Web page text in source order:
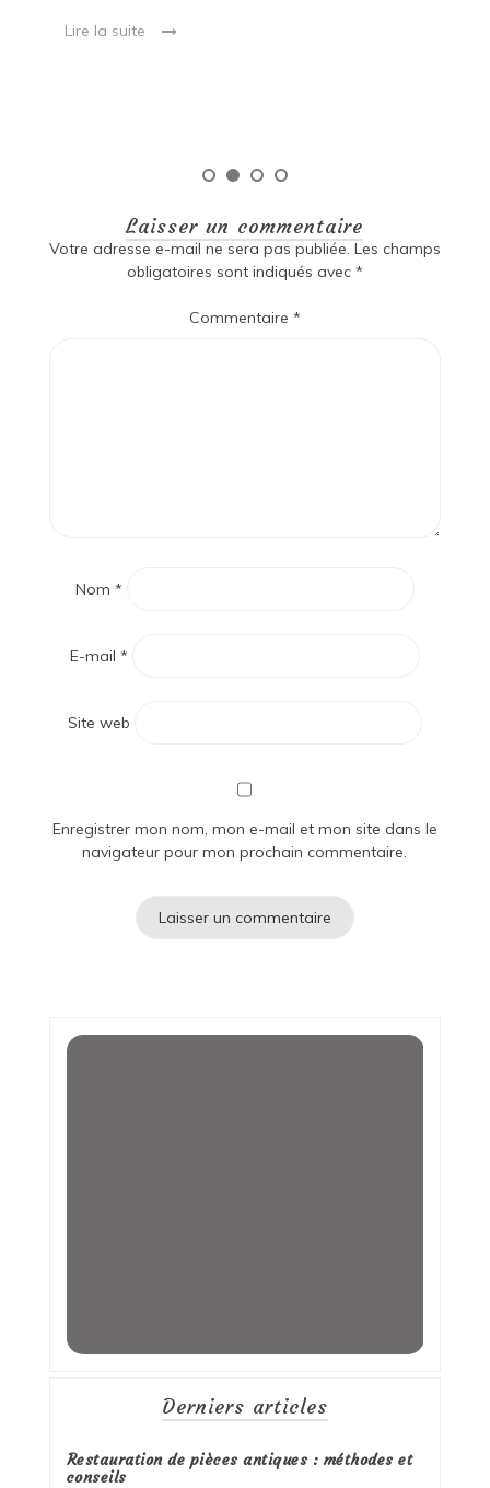
Lire la suite
Laisser un commentaire
Votre adresse e-mail ne sera pas publiée. Les champs
obligatoires sont indiqués avec *
Commentaire *
Nom *
E-mail *
Site web
Enregistrer mon nom, mon e-mail et mon site dans le
navigateur pour mon prochain commentaire.
Derniers articles
Restauration de pièces antiques : méthodes et
conseils